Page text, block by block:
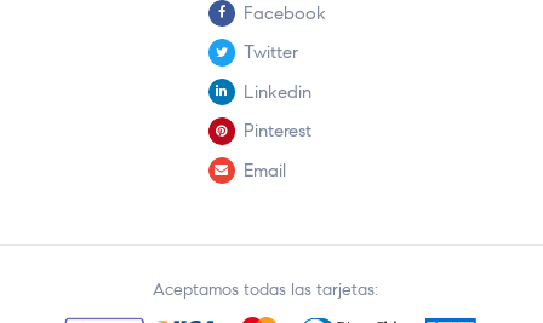
Facebook
Twitter
Linkedin
Pinterest
Email
Aceptamos todas las tarjetas: